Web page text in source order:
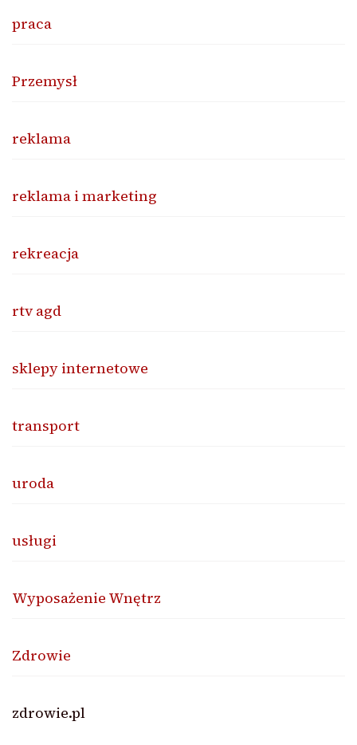
praca
Przemysł
reklama
reklama i marketing
rekreacja
rtv agd
sklepy internetowe
transport
uroda
usługi
Wyposażenie Wnętrz
Zdrowie
zdrowie.pl